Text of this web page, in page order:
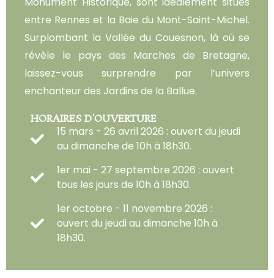
entre Rennes et la Baie du Mont-Saint-Michel.
Surplombant la Vallée du Couesnon, là où se
révèle le pays des Marches de Bretagne,
laissez-vous surprendre par l’univers
enchanteur des Jardins de la Ballue.
HORAIRES D'OUVERTURE
15 mars - 26 avril 2026 : ouvert du jeudi
au dimanche de 10h à 18h30.
1er mai - 27 septembre 2026 : ouvert
tous les jours de 10h à 18h30.
1er octobre - 11 novembre 2026 :
ouvert du jeudi au dimanche 10h à
18h30.